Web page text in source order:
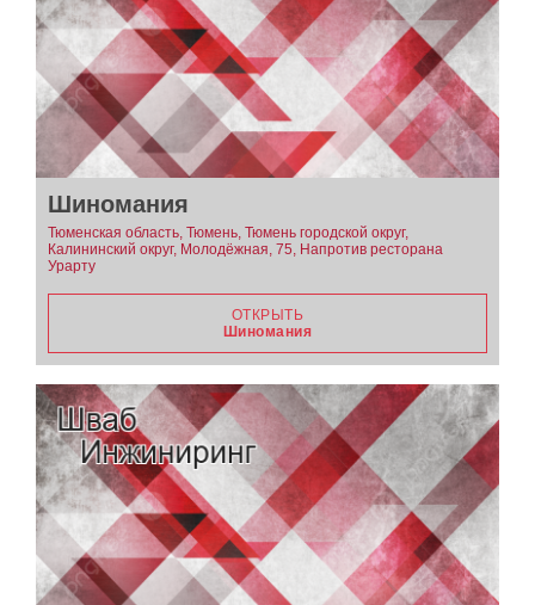
Шиномания
Тюменская область, Тюмень, Тюмень городской округ,
Калининский округ, Молодёжная, 75, Напротив ресторана
Урарту
ОТКРЫТЬ
Шиномания